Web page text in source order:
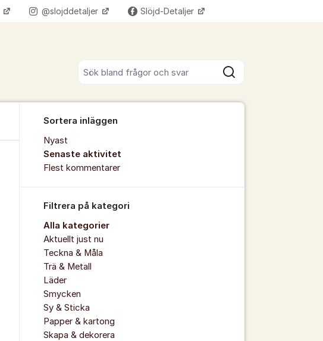
Sök
@slojddetaljer Slöjd-Detaljer Fler supportlänkar
Sortera inläggen
Nyast
Senaste aktivitet
Flest kommentarer
Filtrera på kategori
Alla kategorier
Aktuellt just nu
Teckna & Måla
Trä & Metall
Läder
Smycken
Sy & Sticka
Papper & kartong
Skapa & dekorera